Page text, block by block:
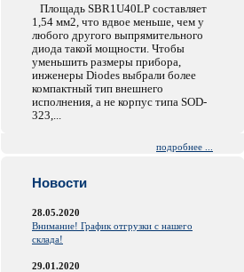
Площадь SBR1U40LP составляет
1,54 мм2, что вдвое меньше, чем у
любого другого выпрямительного
диода такой мощности. Чтобы
уменьшить размеры прибора,
инженеры Diodes выбрали более
компактный тип внешнего
исполнения, а не корпус типа SOD-
323,...
подробнее ...
Новости
28.05.2020
Внимание! График отгрузки с нашего
склада!
29.01.2020